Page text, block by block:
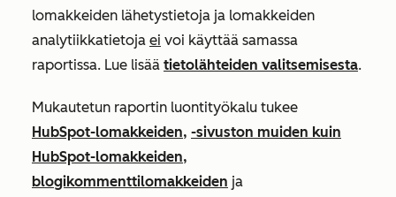
lomakkeiden lähetystietoja ja lomakkeiden
analytiikkatietoja ei voi käyttää samassa
raportissa. Lue lisää tietolähteiden valitsemisesta.
Mukautetun raportin luontityökalu tukee
HubSpot-lomakkeiden, -sivuston muiden kuin
HubSpot-lomakkeiden,
blogikommenttilomakkeiden ja